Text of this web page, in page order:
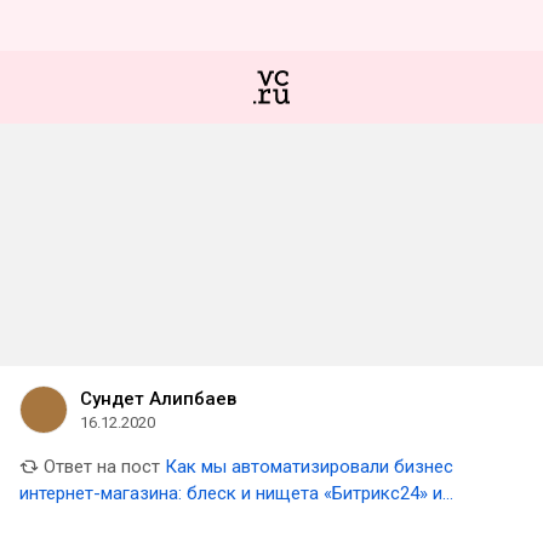
Сундет Алипбаев
16.12.2020
Ответ на пост Как мы автоматизировали бизнес
интернет-магазина: блеск и нищета «Битрикс24» и